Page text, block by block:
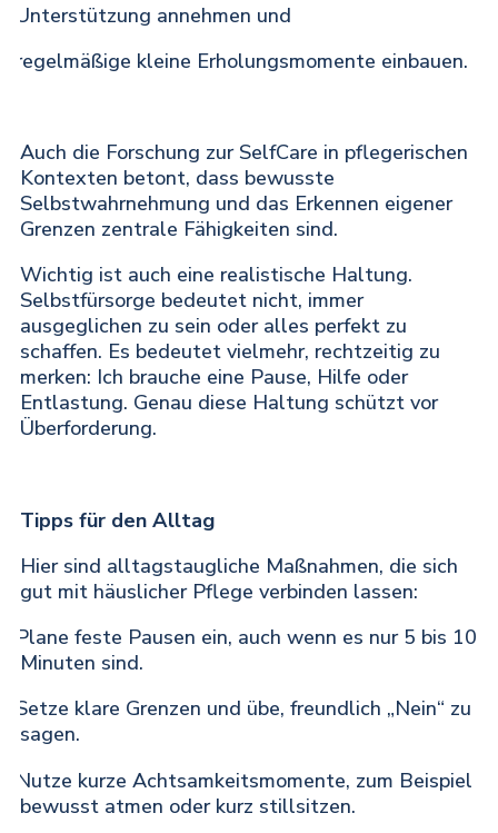
Unterstützung annehmen und
regelmäßige kleine Erholungsmomente einbauen.
Auch die Forschung zur SelfCare in pflegerischen
Kontexten betont, dass bewusste
Selbstwahrnehmung und das Erkennen eigener
Grenzen zentrale Fähigkeiten sind.
Wichtig ist auch eine realistische Haltung.
Selbstfürsorge bedeutet nicht, immer
ausgeglichen zu sein oder alles perfekt zu
schaffen. Es bedeutet vielmehr, rechtzeitig zu
merken: Ich brauche eine Pause, Hilfe oder
Entlastung. Genau diese Haltung schützt vor
Überforderung.
Tipps für den Alltag
Hier sind alltagstaugliche Maßnahmen, die sich
gut mit häuslicher Pflege verbinden lassen:
Plane feste Pausen ein, auch wenn es nur 5 bis 10
Minuten sind.
Setze klare Grenzen und übe, freundlich „Nein“ zu
sagen.
Nutze kurze Achtsamkeitsmomente, zum Beispiel
bewusst atmen oder kurz stillsitzen.